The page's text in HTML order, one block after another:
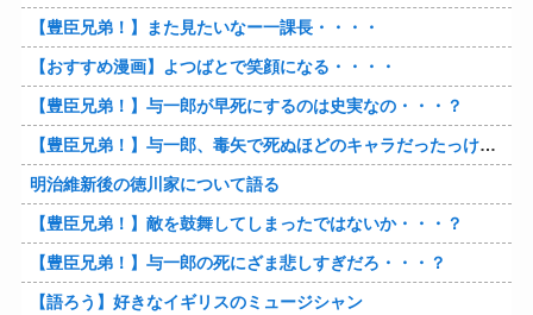
【豊臣兄弟！】また見たいなー一課長・・・・
【おすすめ漫画】よつばとで笑顔になる・・・・
【豊臣兄弟！】与一郎が早死にするのは史実なの・・・？
【豊臣兄弟！】与一郎、毒矢で死ぬほどのキャラだったっけ・・・・
明治維新後の徳川家について語る
【豊臣兄弟！】敵を鼓舞してしまったではないか・・・？
【豊臣兄弟！】与一郎の死にざま悲しすぎだろ・・・？
【語ろう】好きなイギリスのミュージシャン